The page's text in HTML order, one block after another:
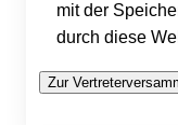
mit der
durch diese